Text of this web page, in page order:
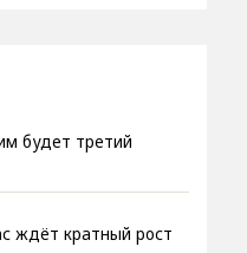
будет третий
ждёт кратный рост